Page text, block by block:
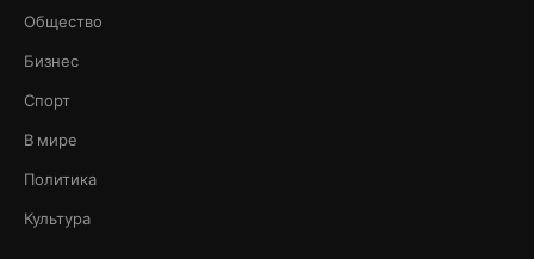
Общество
Бизнес
Спорт
В мире
Политика
Культура